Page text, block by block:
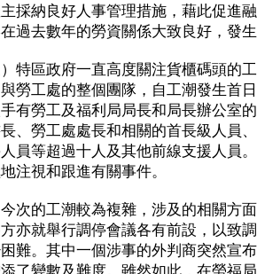
採納良好人事管理措施，藉此促進
過去數年的勞資關係大致良好，發
）特區政府一直高度關注貨櫃碼頭的
勞工處的整個團隊，自工潮發生首
有勞工及福利局局長和局長辦公室
、勞工處處長和相關的首長級人員
員等超過十人及其他前線支援人員
注視和跟進有關事件。
的工潮較為複雜，涉及的相關方面
亦就舉行調停會議各有前設，以致
難。其中一個涉事的外判商突然宣